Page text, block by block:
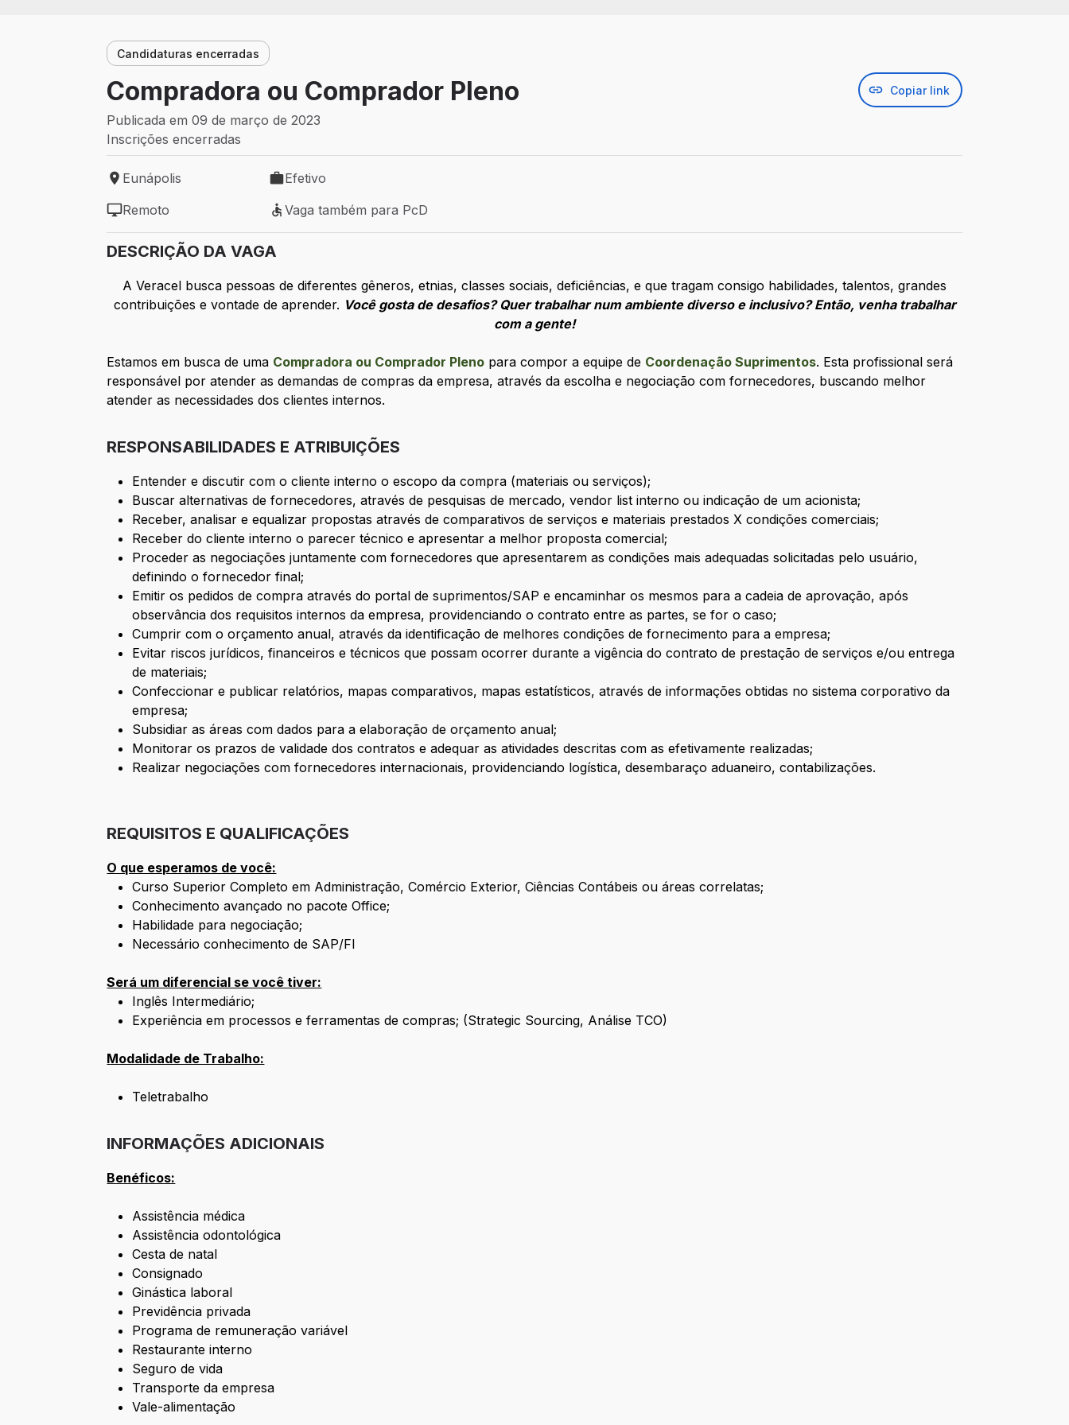
Candidaturas encerradas
Compradora ou Comprador Pleno Copiar link
Publicada em 09 de março de 2023
Inscrições encerradas
Local de trabalho: Eunápolis
Eunápolis
Tipo de vaga: Efetivo
Efetivo
Modelo de trabalho: Remoto
Remoto
Vaga também para PcD
Vaga também para PcD
DESCRIÇÃO DA VAGA
A Veracel busca pessoas de diferentes gêneros, etnias, classes sociais, deficiências, e que tragam consigo habilidades, talentos, grandes
contribuições e vontade de aprender. Você gosta de desafios? Quer trabalhar num ambiente diverso e inclusivo? Então, venha trabalhar
com a gente!
Estamos em busca de uma Compradora ou Comprador Pleno para compor a equipe de Coordenação Suprimentos. Esta profissional será
responsável por atender as demandas de compras da empresa, através da escolha e negociação com fornecedores, buscando melhor
atender as necessidades dos clientes internos.
RESPONSABILIDADES E ATRIBUIÇÕES
Entender e discutir com o cliente interno o escopo da compra (materiais ou serviços);
Buscar alternativas de fornecedores, através de pesquisas de mercado, vendor list interno ou indicação de um acionista;
Receber, analisar e equalizar propostas através de comparativos de serviços e materiais prestados X condições comerciais;
Receber do cliente interno o parecer técnico e apresentar a melhor proposta comercial;
Proceder as negociações juntamente com fornecedores que apresentarem as condições mais adequadas solicitadas pelo usuário,
definindo o fornecedor final;
Emitir os pedidos de compra através do portal de suprimentos/SAP e encaminhar os mesmos para a cadeia de aprovação, após
observância dos requisitos internos da empresa, providenciando o contrato entre as partes, se for o caso;
Cumprir com o orçamento anual, através da identificação de melhores condições de fornecimento para a empresa;
Evitar riscos jurídicos, financeiros e técnicos que possam ocorrer durante a vigência do contrato de prestação de serviços e/ou entrega
de materiais;
Confeccionar e publicar relatórios, mapas comparativos, mapas estatísticos, através de informações obtidas no sistema corporativo da
empresa;
Subsidiar as áreas com dados para a elaboração de orçamento anual;
Monitorar os prazos de validade dos contratos e adequar as atividades descritas com as efetivamente realizadas;
Realizar negociações com fornecedores internacionais, providenciando logística, desembaraço aduaneiro, contabilizações.
REQUISITOS E QUALIFICAÇÕES
O que esperamos de você:
Curso Superior Completo em Administração, Comércio Exterior, Ciências Contábeis ou áreas correlatas;
Conhecimento avançado no pacote Office;
Habilidade para negociação;
Necessário conhecimento de SAP/FI
Será um diferencial se você tiver:
Inglês Intermediário;
Experiência em processos e ferramentas de compras; (Strategic Sourcing, Análise TCO)
Modalidade de Trabalho:
Teletrabalho
INFORMAÇÕES ADICIONAIS
Benéficos:
Assistência médica
Assistência odontológica
Cesta de natal
Consignado
Ginástica laboral
Previdência privada
Programa de remuneração variável
Restaurante interno
Seguro de vida
Transporte da empresa
Vale-alimentação